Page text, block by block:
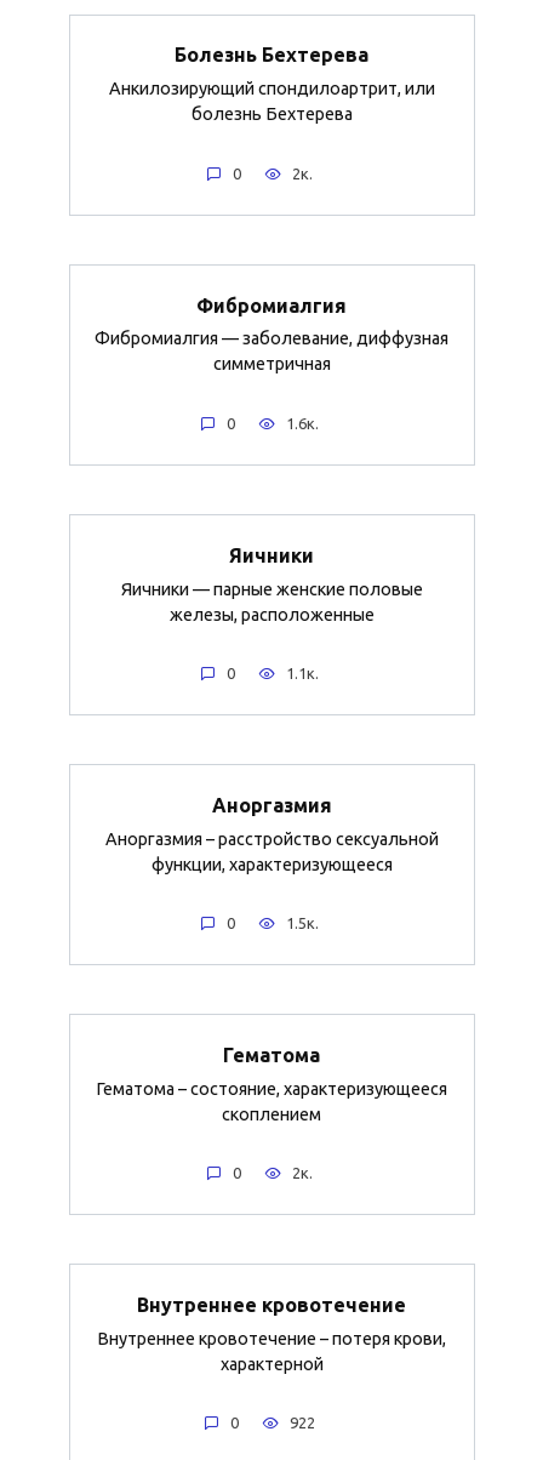
Болезнь Бехтерева
Анкилозирующий спондилоартрит, или
болезнь Бехтерева
0 2к.
Фибромиалгия
Фибромиалгия — заболевание, диффузная
симметричная
0 1.6к.
Яичники
Яичники — парные женские половые
железы, расположенные
0 1.1к.
Аноргазмия
Аноргазмия – расстройство сексуальной
функции, характеризующееся
0 1.5к.
Гематома
Гематома – состояние, характеризующееся
скоплением
0 2к.
Внутреннее кровотечение
Внутреннее кровотечение – потеря крови,
характерной
0 922